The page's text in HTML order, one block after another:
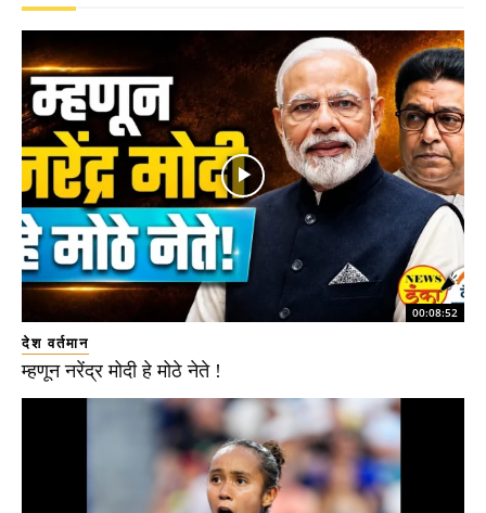
00:08:52
देश वर्तमान
म्हणून नरेंद्र मोदी हे मोठे नेते !